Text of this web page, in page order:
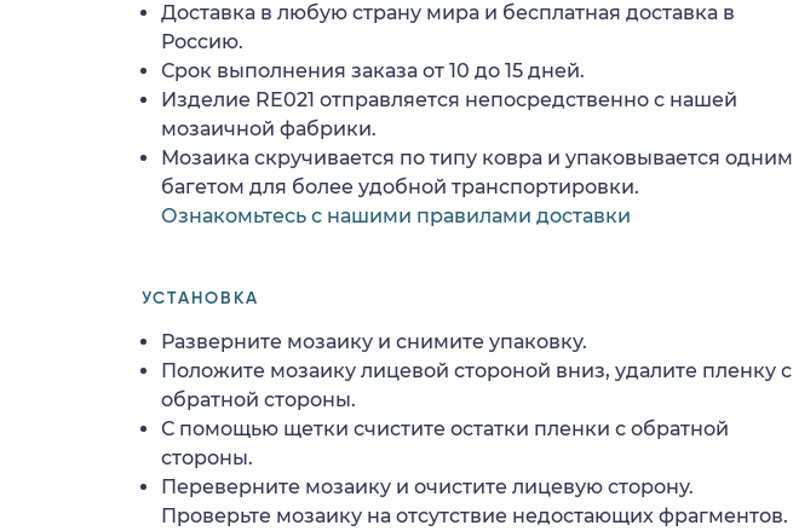
Доставка в любую страну мира и бесплатная доставка в
Россию.
Срок выполнения заказа от 10 до 15 дней.
Изделие RE021 отправляется непосредственно с нашей
мозаичной фабрики.
Мозаика скручивается по типу ковра и упаковывается одним
багетом для более удобной транспортировки.
Ознакомьтесь с нашими правилами доставки
УСТАНОВКА
Разверните мозаику и снимите упаковку.
Положите мозаику лицевой стороной вниз, удалите пленку с
обратной стороны.
С помощью щетки счистите остатки пленки с обратной
стороны.
Переверните мозаику и очистите лицевую сторону.
Проверьте мозаику на отсутствие недостающих фрагментов.